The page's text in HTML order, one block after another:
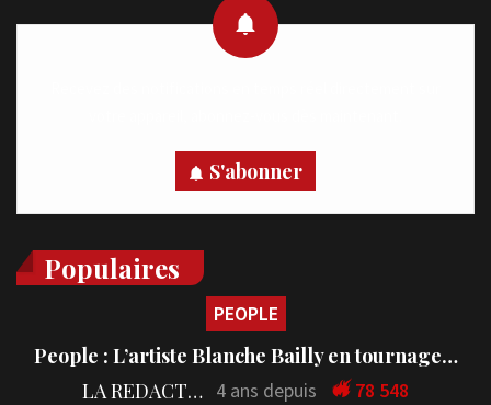
S'abonner
Populaires
PEOPLE
People : L’artiste Blanche Bailly en tournage…
LA REDACTION 4 ans depuis 78 548